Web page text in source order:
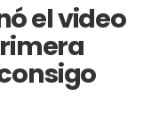
el video